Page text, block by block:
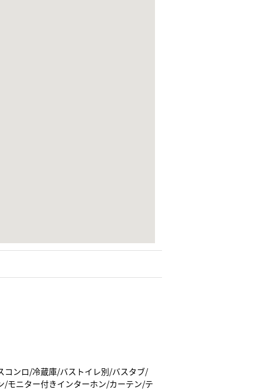
ンロ/冷蔵庫/バストイレ別/バスタブ/
モニター付きインターホン/カーテン/テ